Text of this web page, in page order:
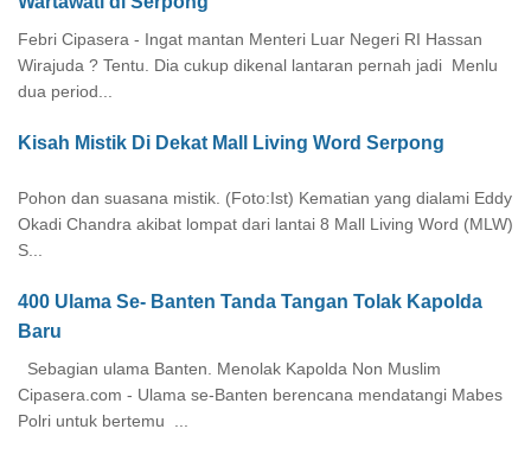
Febri Cipasera - Ingat mantan Menteri Luar Negeri RI Hassan
Wirajuda ? Tentu. Dia cukup dikenal lantaran pernah jadi Menlu
dua period...
Kisah Mistik Di Dekat Mall Living Word Serpong
Pohon dan suasana mistik. (Foto:Ist) Kematian yang dialami Eddy
Okadi Chandra akibat lompat dari lantai 8 Mall Living Word (MLW)
S...
400 Ulama Se- Banten Tanda Tangan Tolak Kapolda
Baru
Sebagian ulama Banten. Menolak Kapolda Non Muslim
Cipasera.com - Ulama se-Banten berencana mendatangi Mabes
Polri untuk bertemu ...